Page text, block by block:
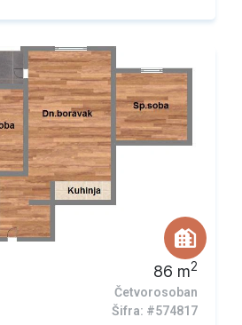
86 m2
Četvorosoban
Šifra: #574817